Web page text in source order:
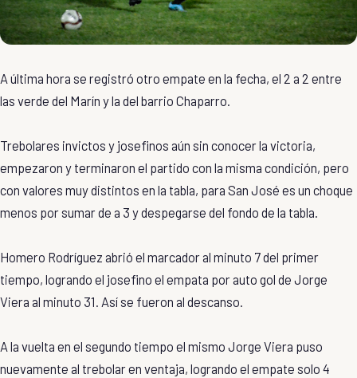
A última hora se registró otro empate en la fecha, el 2 a 2 entre
las verde del Marín y la del barrio Chaparro.
Trebolares invictos y josefinos aún sin conocer la victoria,
empezaron y terminaron el partido con la misma condición, pero
con valores muy distintos en la tabla, para San José es un choque
menos por sumar de a 3 y despegarse del fondo de la tabla.
Homero Rodríguez abrió el marcador al minuto 7 del primer
tiempo, logrando el josefino el empata por auto gol de Jorge
Viera al minuto 31. Así se fueron al descanso.
A la vuelta en el segundo tiempo el mismo Jorge Viera puso
nuevamente al trebolar en ventaja, logrando el empate solo 4